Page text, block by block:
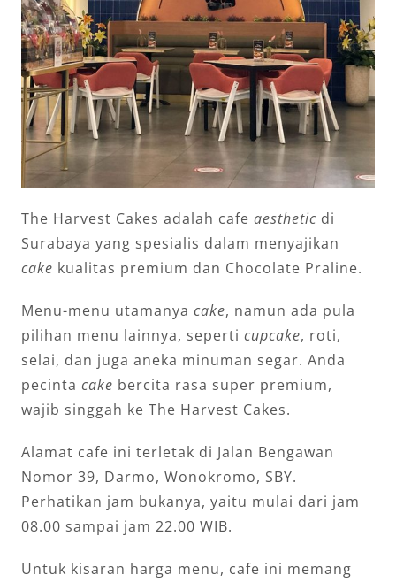
The Harvest Cakes adalah cafe aesthetic di
Surabaya yang spesialis dalam menyajikan
cake kualitas premium dan Chocolate Praline.
Menu-menu utamanya cake, namun ada pula
pilihan menu lainnya, seperti cupcake, roti,
selai, dan juga aneka minuman segar. Anda
pecinta cake bercita rasa super premium,
wajib singgah ke The Harvest Cakes.
Alamat cafe ini terletak di Jalan Bengawan
Nomor 39, Darmo, Wonokromo, SBY.
Perhatikan jam bukanya, yaitu mulai dari jam
08.00 sampai jam 22.00 WIB.
Untuk kisaran harga menu, cafe ini memang